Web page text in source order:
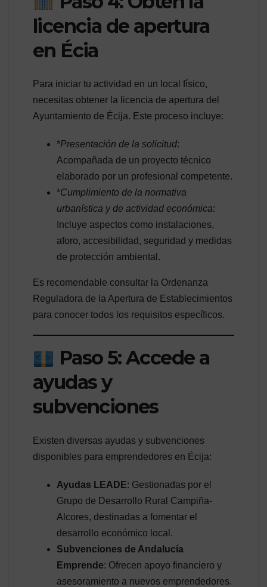
licencia de apertura
en Écia
Para iniciar tu actividad en un local físico,
necesitas obtener la licencia de apertura del
Ayuntamiento de Écija. Este proceso incluye:
*Presentación de la solicitud:
Acompañada de un proyecto técnico
elaborado por un profesional competente.
*Cumplimiento de la normativa
urbanística y de actividad económica:
Incluye aspectos como instalaciones,
aforo, accesibilidad, seguridad y medidas
de protección ambiental.
Es recomendable consultar la Ordenanza
Reguladora de la Apertura de Establecimientos
para conocer todos los requisitos específicos.
Paso 5: Accede a
ayudas y
subvenciones
Existen diversas ayudas y subvenciones
disponibles para emprendedores en Écija:
Ayudas LEADE: Gestionadas por el
Grupo de Desarrollo Rural Campiña-
Alcores, destinadas a fomentar el
desarrollo económico local.
Subvenciones de Andalucía
Emprende: Ofrecen apoyo financiero y
asesoramiento a nuevos emprendedores.